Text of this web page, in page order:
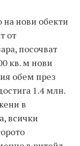
на нови обекти
от
посочват
кв. м нови
обем през
1.4 млн.
в
всички